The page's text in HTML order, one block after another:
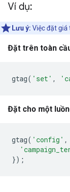
Ví dụ:
Lưu ý: Việc đặt giá
Đặt trên toàn
gtag( 'set' ,
Đặt cho một
gtag( 'config' ,
});